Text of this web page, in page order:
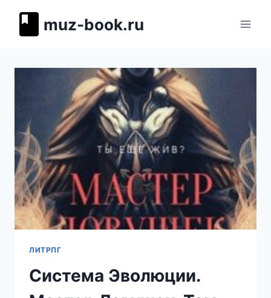
muz-book.ru
ЛИТРПГ
Система Эволюции.